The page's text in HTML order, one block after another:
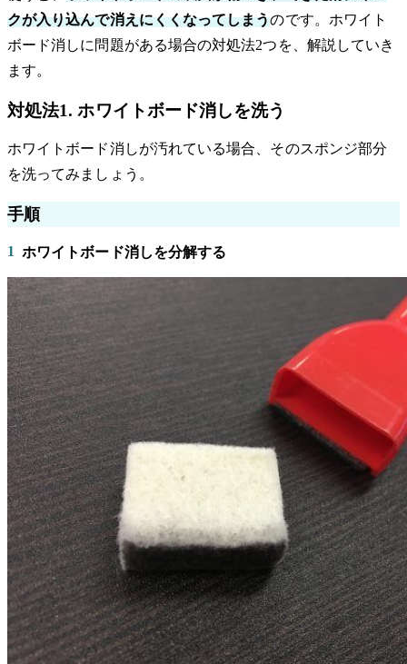
クが入り込んで消えにくくなってしまうのです。ホワイト
ボード消しに問題がある場合の対処法2つを、解説していき
ます。
対処法1. ホワイトボード消しを洗う
ホワイトボード消しが汚れている場合、そのスポンジ部分
を洗ってみましょう。
手順
1 ホワイトボード消しを分解する